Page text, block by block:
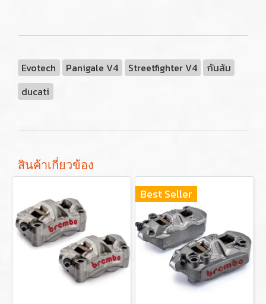
Evotech Panigale V4 Streetfighter V4
กันล้ม
ducati
สินค้าเกี่ยวข้อง
Best Seller